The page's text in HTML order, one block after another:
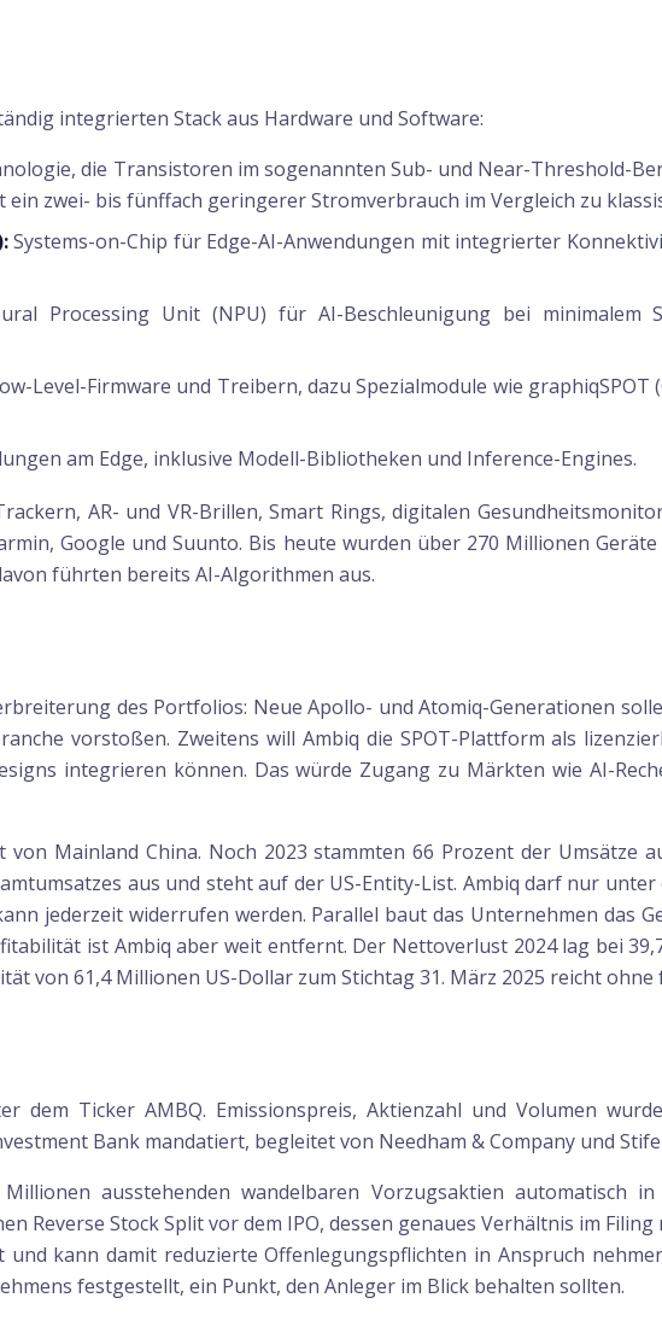
integrierten Stack aus Hardware und Software:
die Transistoren im sogenannten Sub- und Near-Threshold-
ein zwei- bis fünffach geringerer Stromverbrauch im Vergleich zu
Systems-on-Chip für Edge-AI-Anwendungen mit integrierter
Processing Unit (NPU) für AI-Beschleunigung bei minimalem
Level-Firmware und Treibern, dazu Spezialmodule wie graphiqSPOT
am Edge, inklusive Modell-Bibliotheken und Inference-Engines.
AR- und VR-Brillen, Smart Rings, digitalen
Google und Suunto. Bis heute wurden über 270 Millionen
führten bereits AI-Algorithmen aus.
des Portfolios: Neue Apollo- und Atomiq-Generationen
vorstoßen. Zweitens will Ambiq die SPOT-Plattform als
integrieren können. Das würde Zugang zu Märkten wie AI-
Mainland China. Noch 2023 stammten 66 Prozent der Umsätze
aus und steht auf der US-Entity-List. Ambiq darf nur
jederzeit widerrufen werden. Parallel baut das Unternehmen das
ist Ambiq aber weit entfernt. Der Nettoverlust 2024 lag bei
von 61,4 Millionen US-Dollar zum Stichtag 31. März 2025 reicht
dem Ticker AMBQ. Emissionspreis, Aktienzahl und Volumen
Bank mandatiert, begleitet von Needham & Company und
ausstehenden wandelbaren Vorzugsaktien automatisch
Reverse Stock Split vor dem IPO, dessen genaues Verhältnis im
und kann damit reduzierte Offenlegungspflichten in Anspruch
festgestellt, ein Punkt, den Anleger im Blick behalten sollten.